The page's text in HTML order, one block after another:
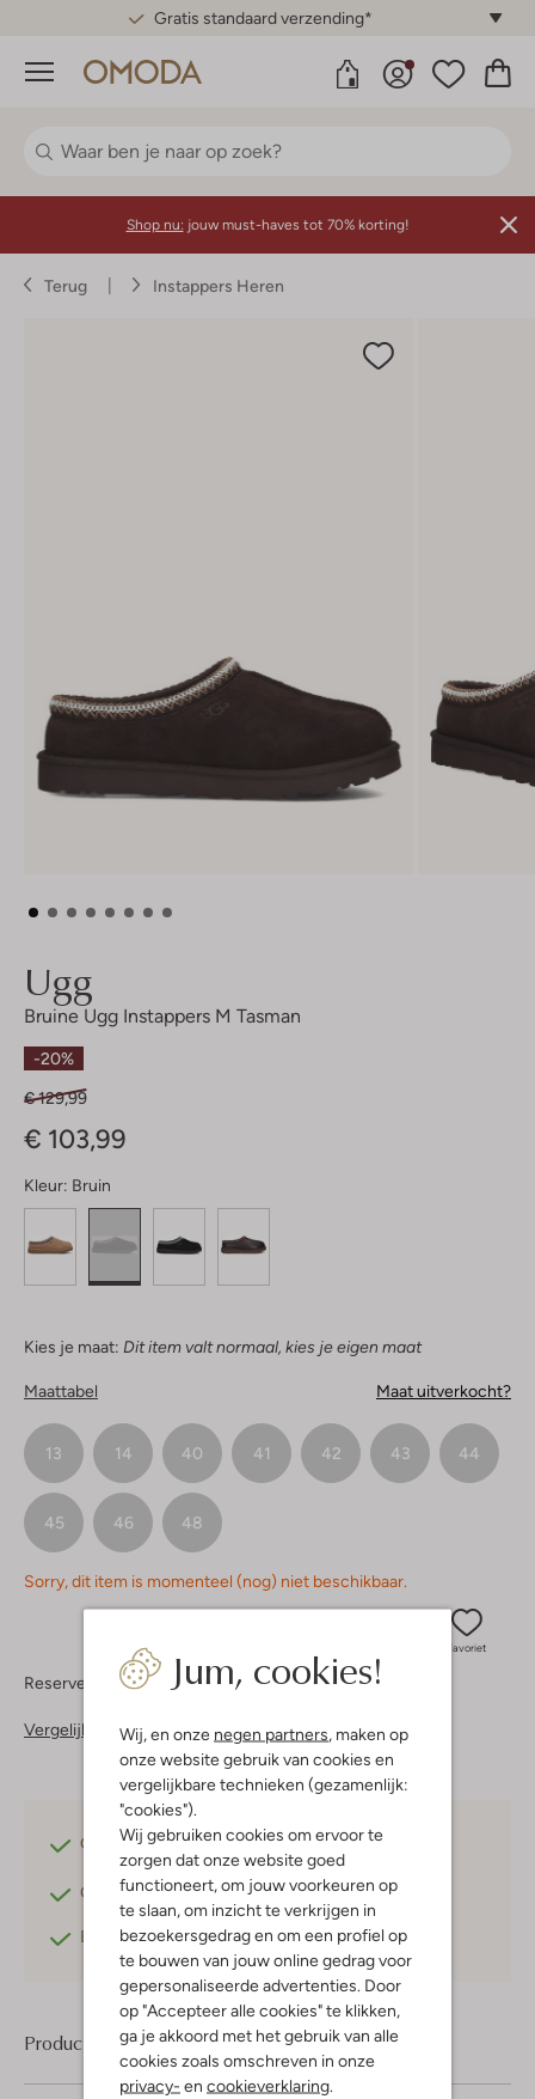
Gratis standaard verzending*
Menu
Jum, cookies!
Wij, en onze negen partners , maken op
onze website gebruik van cookies en
vergelijkbare technieken (gezamenlijk:
"cookies").
Wij gebruiken cookies om ervoor te
zorgen dat onze website goed
functioneert, om jouw voorkeuren op
te slaan, om inzicht te verkrijgen in
bezoekersgedrag en om een profiel op
te bouwen van jouw online gedrag voor
gepersonaliseerde advertenties. Door
op "Accepteer alle cookies" te klikken,
ga je akkoord met het gebruik van alle
cookies zoals omschreven in onze
privacy- en cookieverklaring
Shop nu: jouw must-haves tot 70% korting!
Terug Instappers Heren
Ugg
Bruine Ugg Instappers M Tasman
-20%
€ 129,99
€ 103,99
Kleur: Bruin
Kies je maat: Dit item valt normaal, kies je eigen maat
Maattabel Maat uitverkocht?
13 14 40 41 42 43 44
45 46 48
Sorry, dit item is momenteel (nog) niet beschikbaar.
Favoriet
Reserveer direct in een van onze 37 boutiques
Vergelijkbare items
Gratis verzendingvanaf €75,-
Gratis retournerenbinnen 30 dagen*
Betaal achterafmet Klarna
Product informatie